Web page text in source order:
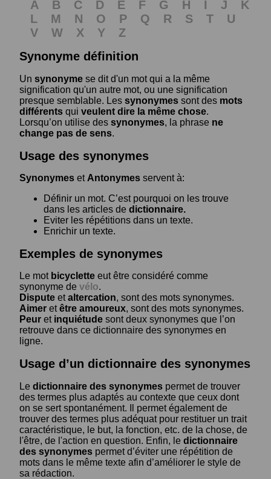
A B C D E F G H I J
K
L
M N O P Q R S T
U
V
W X Y
Z
Synonyme définition
Un synonyme se dit d'un mot qui a la même
signification qu'un autre mot, ou une signification
presque semblable. Les synonymes sont des mots
différents qui veulent dire la même chose.
Lorsqu’on utilise des synonymes, la phrase ne
change pas de sens.
Usage des synonymes
Synonymes et Antonymes servent à:
Définir un mot. C’est pourquoi on les trouve
dans les articles de dictionnaire.
Eviter les répétitions dans un texte.
Enrichir un texte.
Exemples de synonymes
Le mot bicyclette eut être considéré comme
synonyme de vélo.
Dispute etaltercation, sont des mots synonymes.
Aimer etêtre amoureux, sont des mots synonymes.
Peur et inquiétude sont deux synonymes que l’on
retrouve dans ce dictionnaire des synonymes en
ligne.
Usage d’un dictionnaire des synonymes
Le dictionnaire des synonymes permet de trouver
des termes plus adaptés au contexte que ceux dont
on se sert spontanément. Il permet également de
trouver des termes plus adéquat pour restituer un trait
caractéristique, le but, la fonction, etc. de la chose, de
l'être, de l'action en question. Enfin, le dictionnaire
des synonymes permet d’éviter une répétition de
mots dans le même texte afin d’améliorer le style de
sa rédaction.